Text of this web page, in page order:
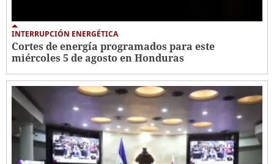
INTERRUPCIÓN ENERGÉTICA
Cortes de energía programados para este
miércoles 5 de agosto en Honduras